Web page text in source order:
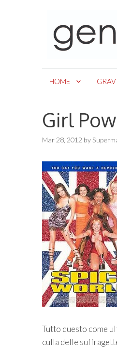
HOME
Girl
Mar 28, 2012 by
Tutto questo come
culla delle